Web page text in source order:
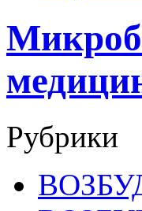
Рубрики